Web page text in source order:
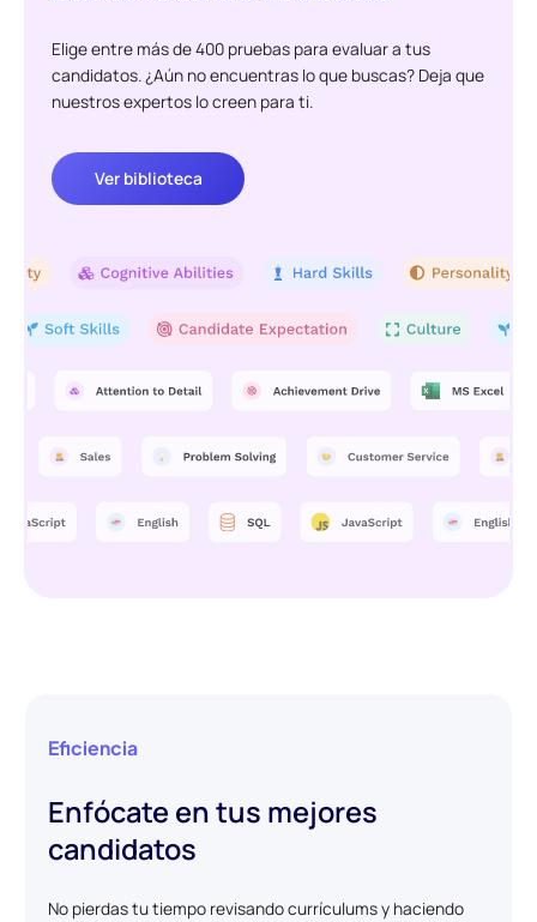
Elige entre más de 400 pruebas para evaluar a tus
candidatos. ¿Aún no encuentras lo que buscas? Deja que
nuestros expertos lo creen para ti.
Ver biblioteca
Eficiencia
Enfócate en tus mejores
candidatos
No pierdas tu tiempo revisando currículums y haciendo